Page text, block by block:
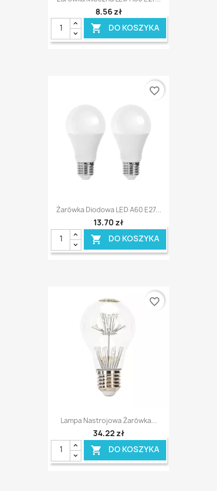
8,56 zł
 DO KOSZYKA
Żarówka Diodowa LED A60 E27...
13,70 zł
 DO KOSZYKA
favorite_border
Lampa Nastrojowa Żarówka...
34,22 zł
 DO KOSZYKA
favorite_border